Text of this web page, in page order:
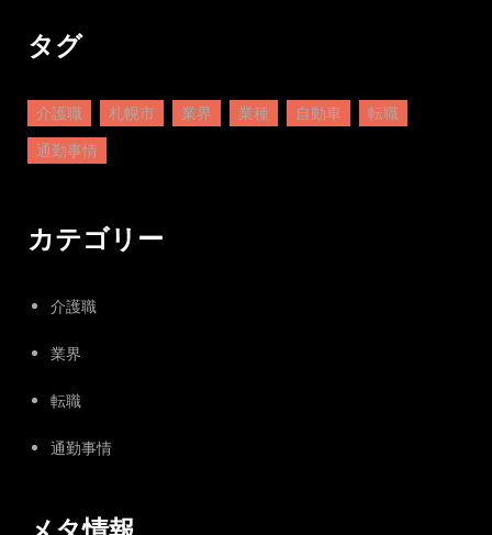
タグ
介護職 札幌市 業界 業種 自動車
転職
通勤事情
カテゴリー
介護職
業界
転職
通勤事情